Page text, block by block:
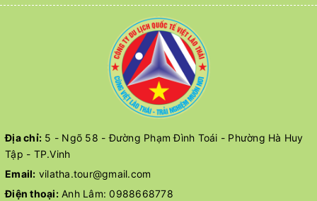
Địa chỉ: 5 - Ngõ 58 - Đường Phạm Đình Toái - Phường Hà Huy
Tập - TP.Vinh
Email: vilatha.tour@gmail.com
Điện thoại:Anh Lâm:0988668778